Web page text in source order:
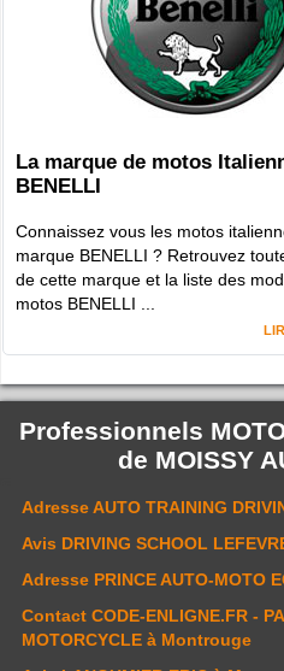
La marque de motos
BENELLI
Connaissez vous les motos
marque BENELLI ? Retrouvez
de cette marque et la liste des
motos BENELLI ...
Professionnels
de MOISSY
Adresse AUTO TRAINING
Avis DRIVING SCHOOL
Adresse PRINCE AUTO-MOTO
Contact CODE-ENLIGNE.FR -
MOTORCYCLE à Montrouge